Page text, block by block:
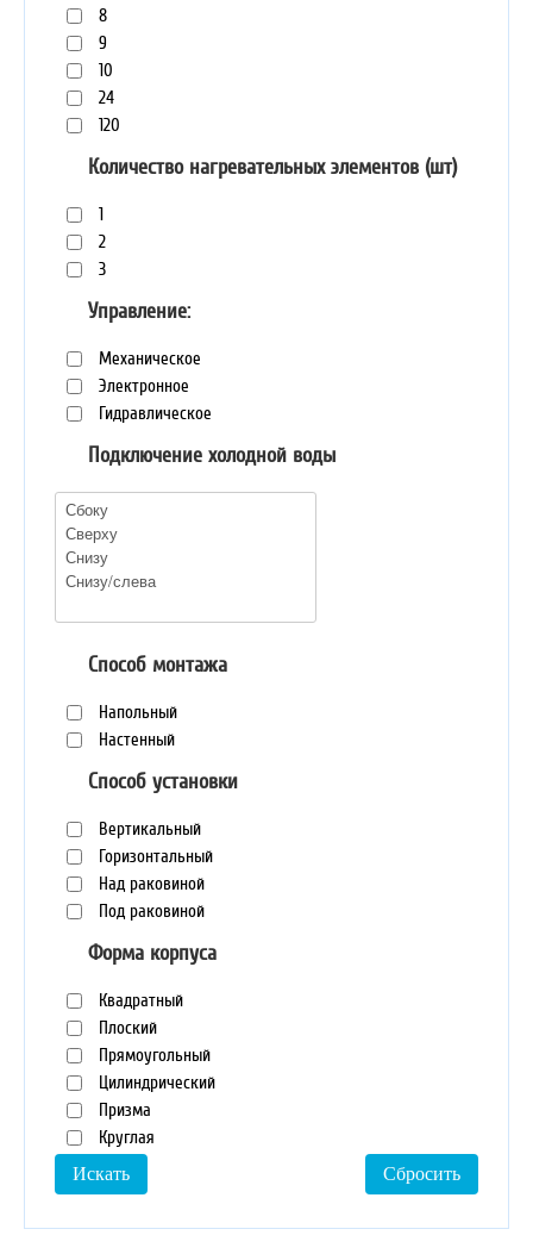
8
9
10
24
120
Количество нагревательных элементов (шт)
1
2
3
Управление:
Механическое
Электронное
Гидравлическое
Подключение холодной воды
Способ монтажа
Напольный
Настенный
Способ установки
Вертикальный
Горизонтальный
Над раковиной
Под раковиной
Форма корпуса
Квадратный
Плоский
Прямоугольный
Цилиндрический
Призма
Круглая